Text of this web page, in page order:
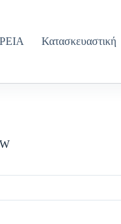
Κατασκευαστική